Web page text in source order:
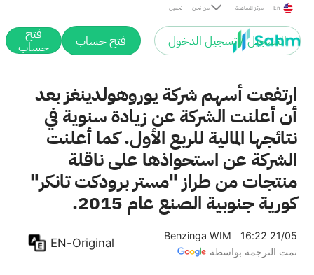
تحميل من نحن مركز المساعدة En
التسجيل / تسجيل الدخول فتح حساب فتح
حساب
ارتفعت أسهم شركة يوروهولدينغز بعد
أن أعلنت الشركة عن زيادة سنوية في
نتائجها المالية للربع الأول. كما أعلنت
الشركة عن استحواذها على ناقلة
منتجات من طراز "مستر برودكت تانكر"
كورية جنوبية الصنع عام 2015.
Benzinga WIM
16:22 21/05
تمت الترجمة بواسطة
EN-Original